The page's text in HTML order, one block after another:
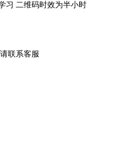
习 二维码时效为半小时
联系客服